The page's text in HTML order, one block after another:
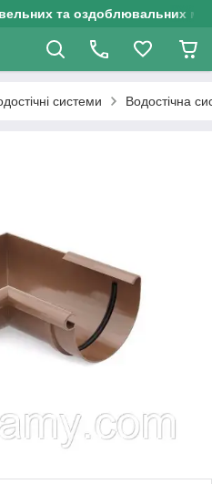
та оздоблювальних
системи Водостічна